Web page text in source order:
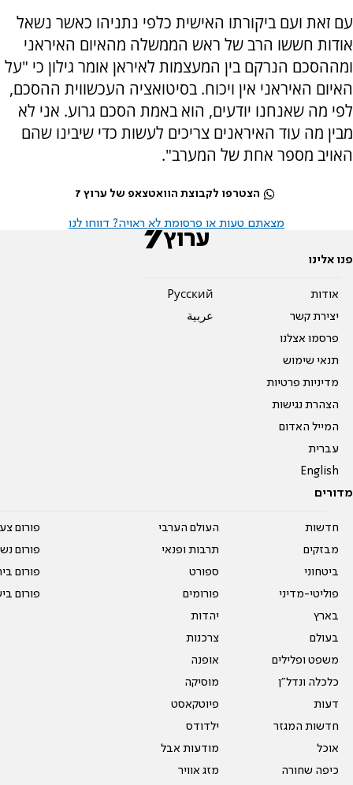
עם זאת ועם ביקורתו האישית כלפי נתניהו כאשר נשאל
אודות חששו הרב של ראש הממשלה מהאיום האיראני
ומההסכם הנרקם בין המעצמות לאיראן אומר גילון כי "על
האיום האיראני אין ויכוח. בסיטואציה העכשווית ההסכם,
לפי מה שאנחנו יודעים, הוא באמת הסכם גרוע. אני לא
מבין מה עוד האיראנים צריכים לעשות כדי שיבינו שהם
האויב מספר אחת של המערב".
הצטרפו לקבוצת הוואטצאפ של ערוץ 7
מצאתם טעות או פרסומת לא ראויה? דווחו לנו
פנו אלינו
אודות
יצירת קשר
פרסמו אצלנו
תנאי שימוש
מדיניות פרטיות
הצהרת נגישות
המייל האדום
עברית
English
Pусский
عربية
מדורים
חדשות
מבזקים
ביטחוני
פוליטי-מדיני
בארץ
בעולם
משפט ופלילים
כלכלה ונדל"ן
דעות
חדשות המגזר
אוכל
כיפה שחורה
העולם הערבי
תרבות ופנאי
ספורט
פורומים
יהדות
צרכנות
אופנה
מוסיקה
פיוטקאסט
ילדודס
מודעות אבל
מזג אוויר
פורום
פורום
פורום
פורום